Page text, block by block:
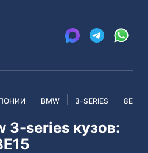
BMW 3-SERIES 8E15
3-series кузов: